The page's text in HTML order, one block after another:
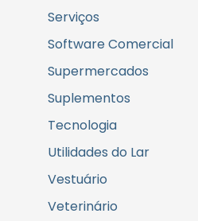
Serviços
Software Comercial
Supermercados
Suplementos
Tecnologia
Utilidades do Lar
Vestuário
Veterinário